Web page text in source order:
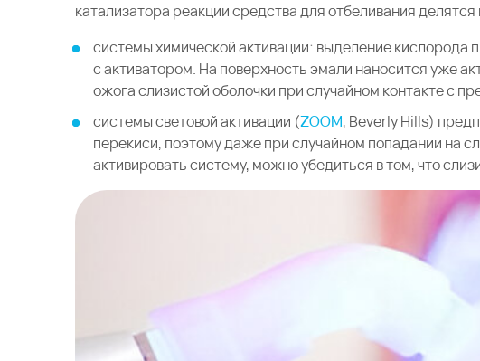
катализатора реакции средства для отбеливания делятся
системы химической активации: выделение кислорода
с активатором. На поверхность эмали наносится уже
ожога слизистой оболочки при случайном контакте с
системы световой активации (ZOOM, Beverly Hills)
перекиси, поэтому даже при случайном попадании на
активировать систему, можно убедиться в том, что